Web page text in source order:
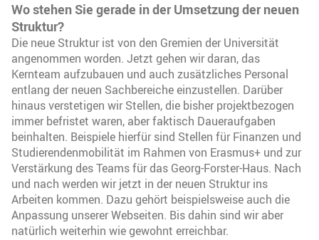
Wo stehen Sie gerade in der Umsetzung der neuen
Struktur?
Die neue Struktur ist von den Gremien der Universität
angenommen worden. Jetzt gehen wir daran, das
Kernteam aufzubauen und auch zusätzliches Personal
entlang der neuen Sachbereiche einzustellen. Darüber
hinaus verstetigen wir Stellen, die bisher projektbezogen
immer befristet waren, aber faktisch Daueraufgaben
beinhalten. Beispiele hierfür sind Stellen für Finanzen und
Studierendenmobilität im Rahmen von Erasmus+ und zur
Verstärkung des Teams für das Georg-Forster-Haus. Nach
und nach werden wir jetzt in der neuen Struktur ins
Arbeiten kommen. Dazu gehört beispielsweise auch die
Anpassung unserer Webseiten. Bis dahin sind wir aber
natürlich weiterhin wie gewohnt erreichbar.